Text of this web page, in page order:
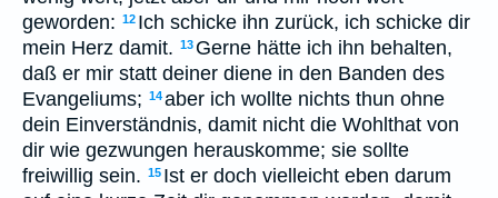
geworden: 12 Ich schicke ihn zurück, ich schicke dir
mein Herz damit. 13 Gerne hätte ich ihn behalten,
daß er mir statt deiner diene in den Banden des
Evangeliums; 14aber ich wollte nichts thun ohne
dein Einverständnis, damit nicht die Wohlthat von
dir wie gezwungen herauskomme; sie sollte
freiwillig sein. 15 Ist er doch vielleicht eben darum